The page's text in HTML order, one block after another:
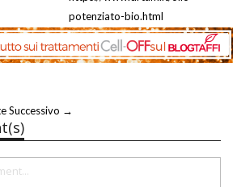
potenziato-bio.html
Successivo →